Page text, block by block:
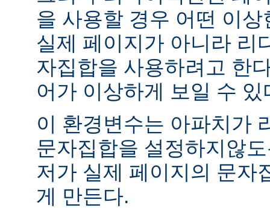
을 사용할 경우 어떤 이
실제 페이지가 아니라 리
자집합을 사용하려고 한
어가 이상하게 보일 수 있
이 환경변수는 아파치가
문자집합을 설정하지않
저가 실제 페이지의 문자
게 만든다.